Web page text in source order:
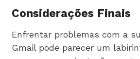
Considerações Finais
Enfrentar problemas com a
Gmail pode parecer um